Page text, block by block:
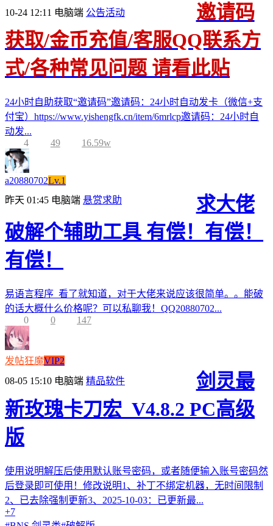
10-24 12:11 电脑端 公告活动
邀请码
获取/金币充值/客服QQ联系方
式/各种常见问题 请看此贴
24小时自助获取“邀请码”邀请码：24小时自动发卡（微信+支
付宝）https://www.yishengfk.cn/item/6mrlcp邀请码：24小时自
动发...
4
49 16.59w
a20880702Lv.1
昨天 01:45 电脑端 悬赏求助
求大佬
破解个辅助工具 有偿！有偿！
有偿！
易语言程序 看了就知道，对于大佬来说应该很简单。。能破
的话大概什么价格呢？可以私聊我！QQ20880702...
0
0 147
发帖狂魔VIP2
08-05 15:10 电脑端 精品软件
剑灵最
新玫瑰卡刀宏_V4.8.2 PC高级
版
使用说明解压后使用默认账号密码，或者随便输入账号密码然
后登录即可使用！修改说明1、补丁不绑定机器，无时间限制
2、已去除强制更新3、2025-10-03：已更新最...
+7